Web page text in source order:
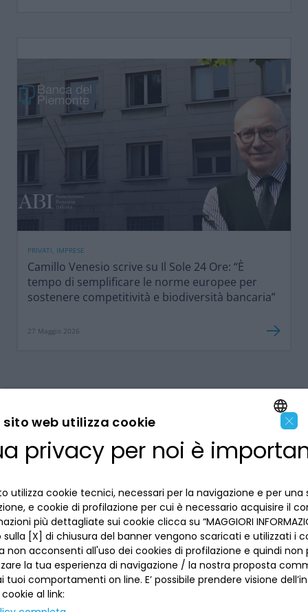
PRIVATI, IMPRESE
Camillo Venesio scrive su Il Sole 24 Ore: “È
tempo di semplificare le norme europee per
sostenere competitività e biodiversità bancaria”
27 Maggio 2026
LA BANCA
Dove siamo
Lavora con noi
Reclami
Numeri utili
INFORMAZIONI PER IL CLIENTE
Privacy
La tua scelta sui cookies
Informativa al pubblico
Sepa
ACCESSIBILITÀ E APP
SEGUICI SUI SOCIAL
ENGLISH
×
sito web utilizza cookie
privacy per noi è
utilizza cookie tecnici, necessari per la navigazione e per una
e cookie di profilazione per cui è necessario acquisire il
più dettagliate sui cookie clicca su “MAGGIORI
[X] di chiusura del banner vengono scaricati e utilizzati i
non acconsenti all'uso dei cookies di profilazione e quindi non
la tua esperienza di navigazione / la nostra proposta
tuoi comportamenti on line. E’ possibile prendere visione
al link: